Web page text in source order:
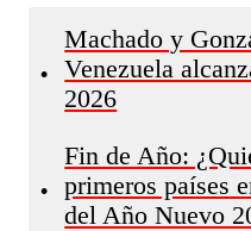
•
Machado y
Venezuela
2026
•
Fin de Año:
primeros países
del Año Nuevo